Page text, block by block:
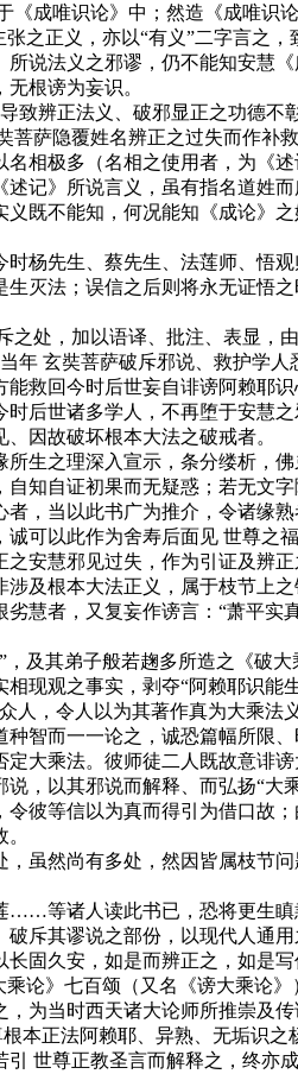
唯识论》中；然造《成唯识
之正义，亦以“有义”二字言之
说法义之邪谬，仍不能知安慧
根谤为妄识。
辨正法义、破邪显正之功德不
萨隐覆姓名辨正之过失而作补
相极多（名相之使用者，为《
记》所说言义，虽有指名道姓
既不能知，何况能知《成论》
先生、蔡先生、法莲师、悟
灭法；误信之后则将永无证悟
，加以语译、批注、表显，
玄奘菩萨破斥邪说、救护学
救回今时后世妄自诽谤阿赖耶
后世诸多学人，不再堕于安慧
因故破坏根本大法之破戒者。
之理深入宣示，条分缕析，
知自证初果而无疑惑；若无文
，当以此书广为推介，令诸缘
可以此作为舍寿后面见 世尊之福
慧邪见过失，作为引证及辨
及根本大法正义，属于枝节上
者，又复妄作谤言：“萧平实
其弟子般若趜多所造之《破
现观之事实，剥夺“阿赖耶识能
，令人以为其著作真为大乘
智而一一论之，诚恐篇幅所限、
乘法。彼师徒二人既故意诽
，以其邪说而解释、而弘扬“大
彼等信以为真而得引为借口故
然尚有多处，然因皆属枝节问
等诸人读此书已，恐将更生瞋
斥其谬说之部份，以现代人通
固久安，如是而辨正之，如是写
》七百颂（又名《谤大乘论
为当时西天诸大论师所推崇及
本正法阿赖耶、异熟、无垢识
尊正教圣言而解释之，终亦